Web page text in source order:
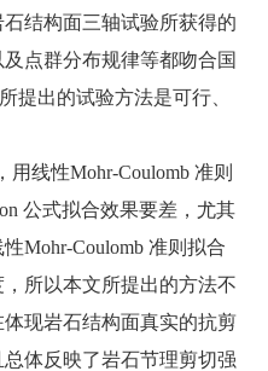
结构面三轴试验所获得的
点群分布规律等都吻合国
提出的试验方法是可行、
线性Mohr-Coulomb 准则
公式拟合效果要差，尤其
Mohr-Coulomb 准则拟合
所以本文所提出的方法不
现岩石结构面真实的抗剪
体反映了岩石节理剪切强